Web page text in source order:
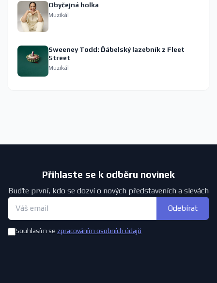
Obyčejná holka
Muzikál
Sweeney Todd: Ďábelský lazebník z Fleet
Street
Muzikál
Přihlaste se k odběru novinek
Buďte první, kdo se dozví o nových představeních a slevách
Odebírat
Souhlasím se zpracováním osobních údajů